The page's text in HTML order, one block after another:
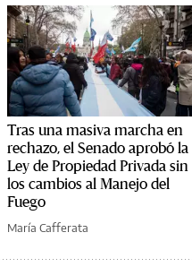
Tras una masiva marcha en
rechazo, el Senado aprobó la
Ley de Propiedad Privada sin
los cambios al Manejo del
Fuego
María Cafferata